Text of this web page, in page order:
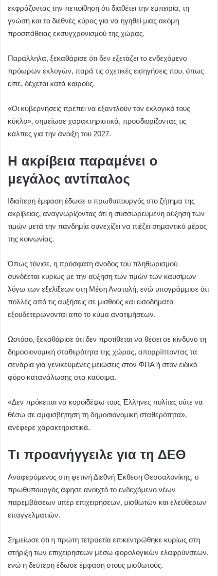
εκφράζοντας την πεποίθηση ότι διαθέτει την εμπειρία, τη
γνώση και το διεθνές κύρος για να ηγηθεί μιας ακόμη
προσπάθειας εκσυγχρονισμού της χώρας.
Παράλληλα, ξεκαθάρισε ότι δεν εξετάζει το ενδεχόμενο
πρόωρων εκλογών, παρά τις σχετικές εισηγήσεις που, όπως
είπε, δέχεται κατά καιρούς.
«Οι κυβερνήσεις πρέπει να εξαντλούν τον εκλογικό τους
κύκλο», σημείωσε χαρακτηριστικά, προσδιορίζοντας τις
κάλπες για την άνοιξη του 2027.
Η ακρίβεια παραμένει ο
μεγάλος αντίπαλος
Ιδιαίτερη έμφαση έδωσε ο πρωθυπουργός στο ζήτημα της
ακρίβειας, αναγνωρίζοντας ότι η συσσωρευμένη αύξηση των
τιμών μετά την πανδημία συνεχίζει να πιέζει σημαντικό μέρος
της κοινωνίας.
Όπως τόνισε, η πρόσφατη άνοδος του πληθωρισμού
συνδέεται κυρίως με την αύξηση των τιμών των καυσίμων
λόγω των εξελίξεων στη Μέση Ανατολή, ενώ υπογράμμισε ότι
πολλές από τις αυξήσεις σε μισθούς και εισοδήματα
εξουδετερώνονται από το κύμα ανατιμήσεων.
Ωστόσο, ξεκαθάρισε ότι δεν προτίθεται να θέσει σε κίνδυνο τη
δημοσιονομική σταθερότητα της χώρας, απορρίπτοντας τα
σενάρια για γενικευμένες μειώσεις στον ΦΠΑ ή στον ειδικό
φόρο κατανάλωσης στα καύσιμα.
«Δεν πρόκειται να κοροϊδέψω τους Έλληνες πολίτες ούτε να
θέσω σε αμφισβήτηση τη δημοσιονομική σταθερότητα»,
ανέφερε χαρακτηριστικά.
Τι προανήγγειλε για τη ΔΕΘ
Αναφερόμενος στη φετινή Διεθνή Έκθεση Θεσσαλονίκης, ο
πρωθυπουργός άφησε ανοιχτό το ενδεχόμενο νέων
παρεμβάσεων υπέρ επιχειρήσεων, μισθωτών και ελεύθερων
επαγγελματιών.
Σημείωσε ότι η πρώτη τετραετία επικεντρώθηκε κυρίως στη
στήριξη των επιχειρήσεων μέσω φορολογικών ελαφρύνσεων,
ενώ η δεύτερη έδωσε έμφαση στους μισθωτούς.